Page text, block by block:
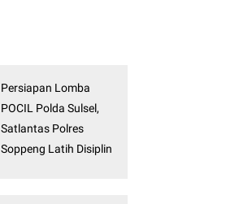
Persiapan Lomba
POCIL Polda Sulsel,
Satlantas Polres
Soppeng Latih Disiplin